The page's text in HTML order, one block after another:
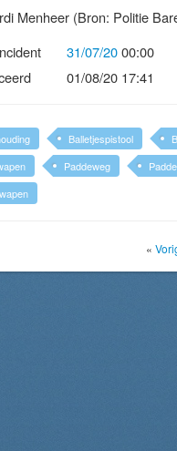
Menheer (Bron: Politie
31/07/2000:00
01/08/20 17:41
Balletjespistool
Paddeweg
«